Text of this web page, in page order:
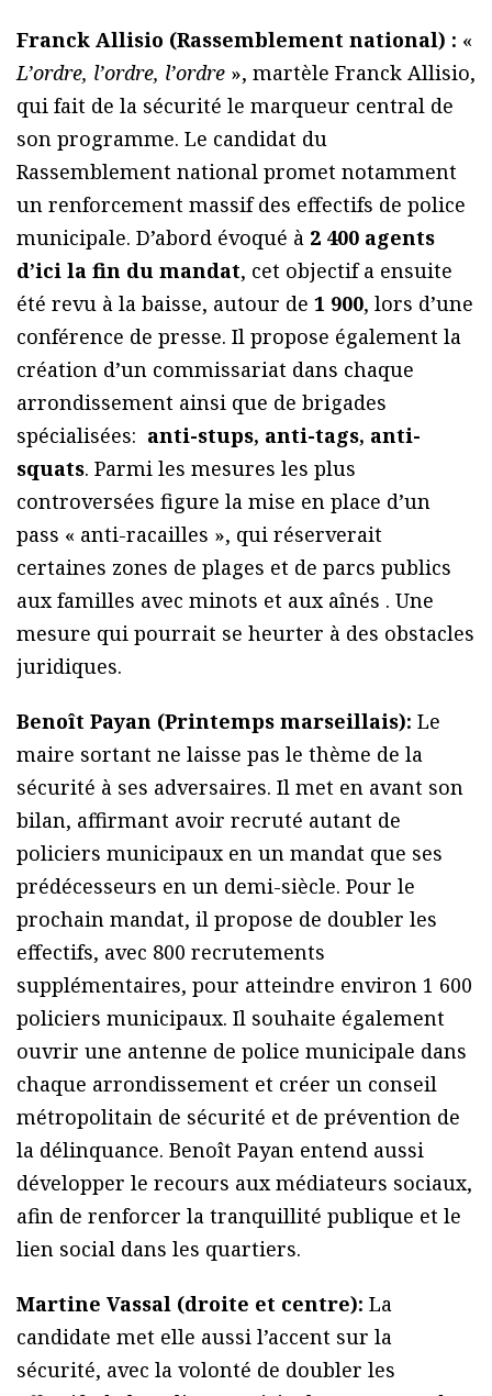
Franck Allisio (Rassemblement national) : «
L’ordre, l’ordre, l’ordre », martèle Franck Allisio,
qui fait de la sécurité le marqueur central de
son programme. Le candidat du
Rassemblement national promet notamment
un renforcement massif des effectifs de police
municipale. D’abord évoqué à 2 400 agents
d’ici la fin du mandat, cet objectif a ensuite
été revu à la baisse, autour de 1 900, lors d’une
conférence de presse. Il propose également la
création d’un commissariat dans chaque
arrondissement ainsi que de brigades
spécialisées: anti-stups, anti-tags, anti-
squats. Parmi les mesures les plus
controversées figure la mise en place d’un
pass « anti-racailles », qui réserverait
certaines zones de plages et de parcs publics
aux familles avec minots et aux aînés . Une
mesure qui pourrait se heurter à des obstacles
juridiques.
Benoît Payan (Printemps marseillais): Le
maire sortant ne laisse pas le thème de la
sécurité à ses adversaires. Il met en avant son
bilan, affirmant avoir recruté autant de
policiers municipaux en un mandat que ses
prédécesseurs en un demi-siècle. Pour le
prochain mandat, il propose de doubler les
effectifs, avec 800 recrutements
supplémentaires, pour atteindre environ 1 600
policiers municipaux. Il souhaite également
ouvrir une antenne de police municipale dans
chaque arrondissement et créer un conseil
métropolitain de sécurité et de prévention de
la délinquance. Benoît Payan entend aussi
développer le recours aux médiateurs sociaux,
afin de renforcer la tranquillité publique et le
lien social dans les quartiers.
Martine Vassal (droite et centre): La
candidate met elle aussi l’accent sur la
sécurité, avec la volonté de doubler les